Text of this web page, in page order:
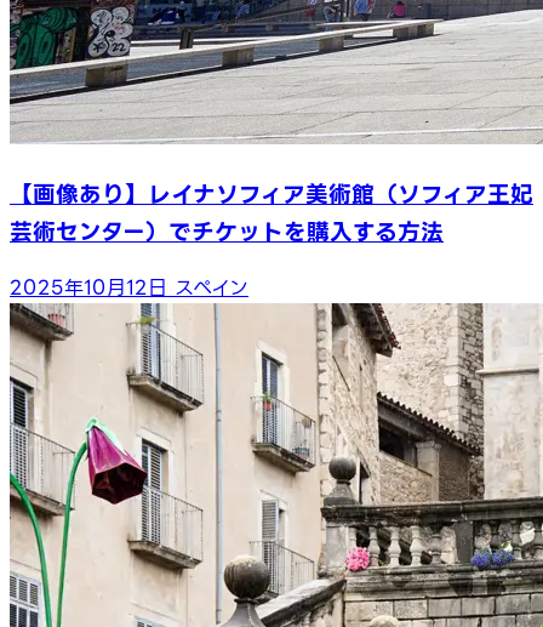
【画像あり】レイナソフィア美術館（ソフィア王妃
芸術センター）でチケットを購入する方法
2025年10月12日 スペイン